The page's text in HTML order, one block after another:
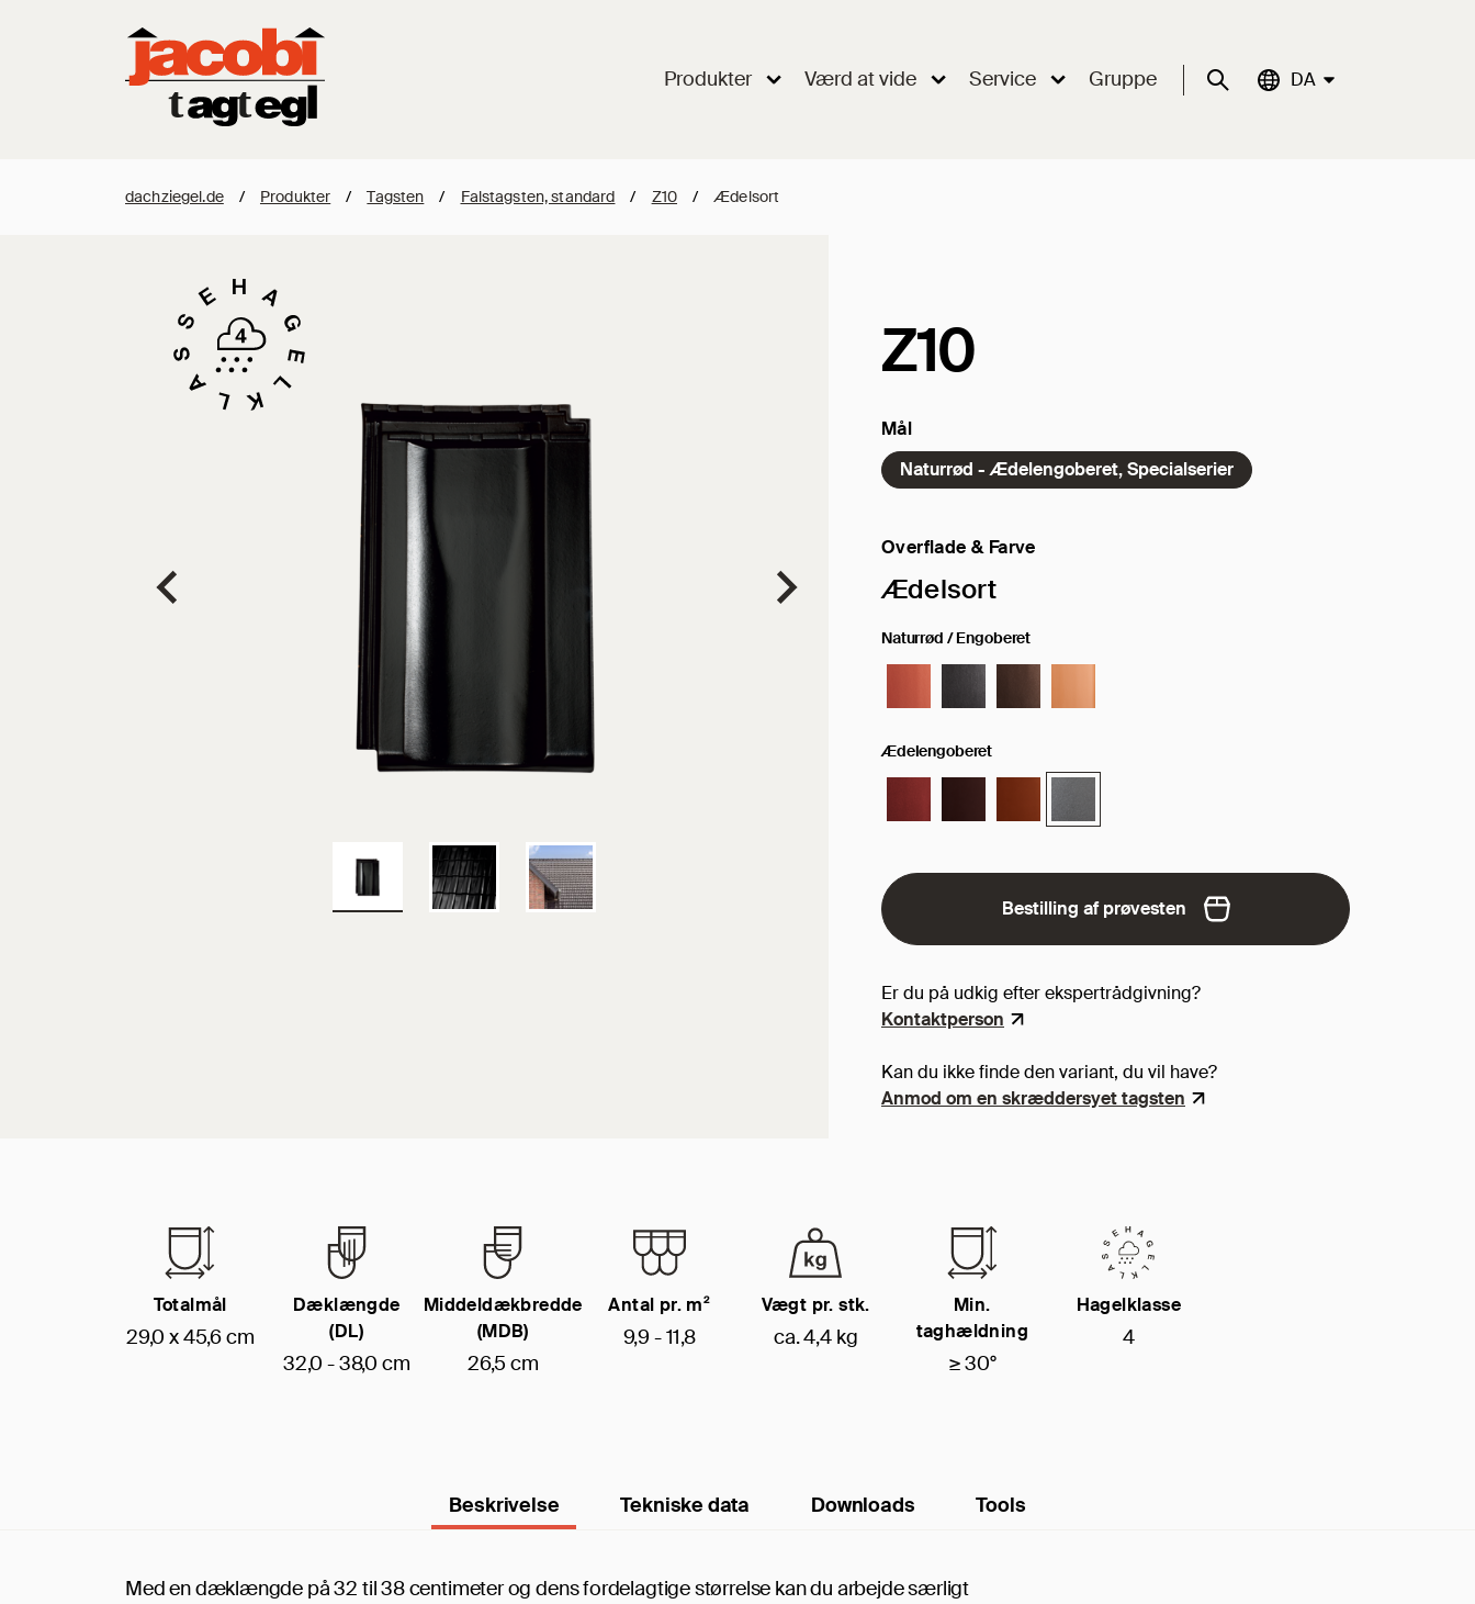
Produkter Værd at vide Service Gruppe Suche Aktuelle Sprache:
DA
dachziegel.de / Produkter / Tagsten / Falstagsten, standard / Z10 / Ædelsort
Z10
Mål
Naturrød - Ædelengoberet, Specialserier
Overflade & Farve
Valgt overflade/farve:
Ædelsort
Naturrød / Engoberet
Ædelengoberet
Bestilling af prøvesten
Er du på udkig efter ekspertrådgivning?
Kontaktperson
Kan du ikke finde den variant, du vil have?
Anmod om en skræddersyet tagsten
Totalmål
29,0 x 45,6 cm
Dæklængde
(DL)
32,0 - 38,0 cm
Middeldækbredde
(MDB)
26,5 cm
Antal pr. m²
9,9 - 11,8
Vægt pr. stk.
ca. 4,4 kg
Min.
taghældning
≥ 30°
Hagelklasse
4
Beskrivelse Tekniske data Downloads Tools
Med en dæklængde på 32 til 38 centimeter og dens fordelagtige størrelse kan du arbejde særligt